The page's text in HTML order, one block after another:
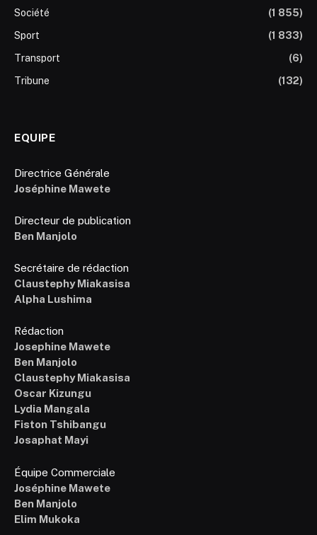
Société
(1 855)
Sport
(1 833)
Transport
(6)
Tribune
(132)
EQUIPE
Directrice Générale
Joséphine Mawete
Directeur de publication
Ben Manjolo
Secrétaire de rédaction
Claustephy Miakasisa
Alpha Lushima
Rédaction
Josephine Mawete
Ben Manjolo
Claustephy Miakasisa
Oscar Kizungu
Lydia Mangala
Fiston Tshibangu
Josaphat Mayi
Équipe Commerciale
Joséphine Mawete
Ben Manjolo
Elim Mukoka